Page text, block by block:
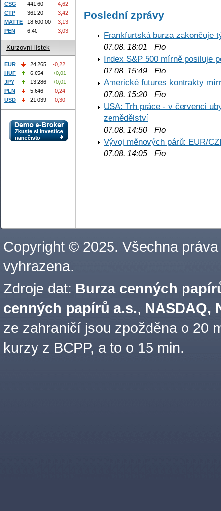
Poslední zprávy
Frankfurtská burza zakončuje
07.08. 18:01
Fio
Index S&P 500 mírně posiluje
07.08. 15:49 Fio
Americké futures kontrakty
07.08. 15:20 Fio
USA: Trh práce - v červenci
zemědělství
07.08. 14:50 Fio
Vývoj měnových párů: EUR/
07.08. 14:05 Fio
CSG
441,60
-4,62
CTP
361,20
-3,42
MATTE
18 600,00
-3,13
PEN
6,40 -3,03
Kurzovní lístek
EUR 24,265
-0,22
HUF
6,654
+0,01
JPY
13,286
+0,01
PLN
5,646
-0,24
USD
21,039 -0,30
Copyright © 2025. Všechna práva
vyhrazena.
Zdroje dat: Burza cenných
cenných papírů a.s., NASDAQ,
ze zahraničí jsou zpožděna o 20
kurzy z BCPP, a to o 15 min.